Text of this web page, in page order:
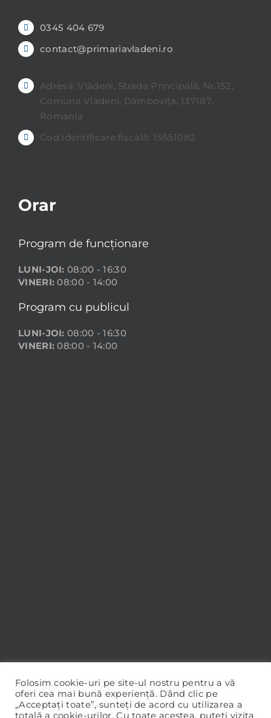
0345 404 679
contact@primariavladeni.ro
Adresa: Vlădeni, Strada Principală, Nr.152,
Comuna Vlădeni, Dâmbovița, 137187,
Romania
Cod identificare fiscală: 15651082
Orar
Program de funcționare
LUNI-JOI: 08:00 - 16:30
VINERI: 08:00 - 14:00
Program cu publicul
LUNI-JOI: 08:00 - 16:30
VINERI: 08:00 - 14:00
Folosim cookie-uri pe site-ul nostru pentru a vă
oferi cea mai bună experiență. Dând clic pe
„Acceptați toate”, sunteți de acord cu utilizarea a
totală a cookie-urilor. Cu toate acestea, puteți vizita